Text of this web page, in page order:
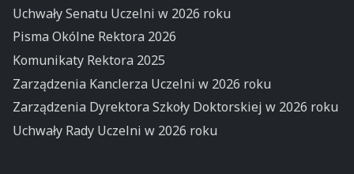
Uchwały Senatu Uczelni w 2026 roku
Pisma Okólne Rektora 2026
Komunikaty Rektora 2025
Zarządzenia Kanclerza Uczelni w 2026 roku
Zarządzenia Dyrektora Szkoły Doktorskiej w 2026 roku
Uchwały Rady Uczelni w 2026 roku